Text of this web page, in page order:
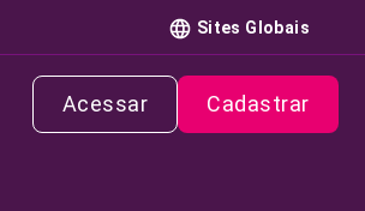
Sites Globais
Acessar Cadastrar